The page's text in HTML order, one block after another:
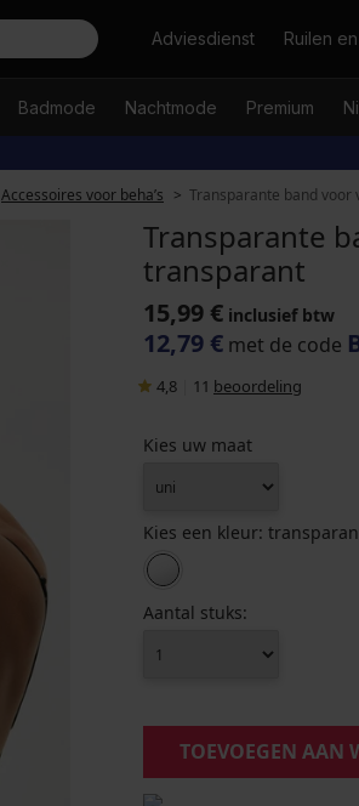
ZoekenAdviesdienst Ruilen
Badmode Nachtmode Premium
Accessoires voor beha’s Transparante band
Transparante
transparant
15,99 € inclusief btw
12,79 € met de code
4,8 11 beoordeling
Kies uw maat
Kies een kleur:
Aantal stuks:
TOEVOEGEN AAN